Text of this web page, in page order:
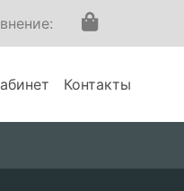
Контакты